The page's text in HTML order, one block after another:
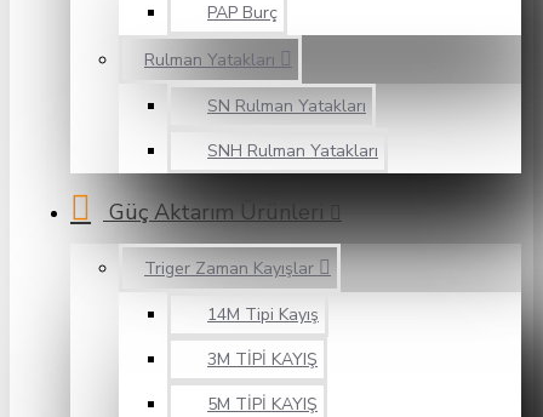
PAP Burç
Rulman Yatakları
SN Rulman Yatakları
SNH Rulman Yatakları
Güç Aktarım Ürünleri
Triger Zaman Kayışlar
14M Tipi Kayış
3M TİPİ KAYIŞ
5M TİPİ KAYIŞ